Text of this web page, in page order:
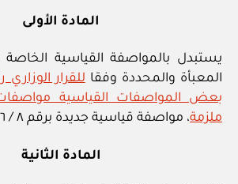
المادة الأولى
يستبدل بالمواصفة القياسية
المعبأة والمحددة وفقا
بعض المواصفات القياسية
ملزمة، مواصفة قياسية جديدة برقم ٨ / ٢٠٠٦.
المادة الثانية